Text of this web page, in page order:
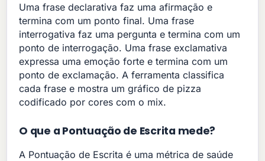
Uma frase declarativa faz uma afirmação e
termina com um ponto final. Uma frase
interrogativa faz uma pergunta e termina com um
ponto de interrogação. Uma frase exclamativa
expressa uma emoção forte e termina com um
ponto de exclamação. A ferramenta classifica
cada frase e mostra um gráfico de pizza
codificado por cores com o mix.
O que a Pontuação de Escrita mede?
A Pontuação de Escrita é uma métrica de saúde